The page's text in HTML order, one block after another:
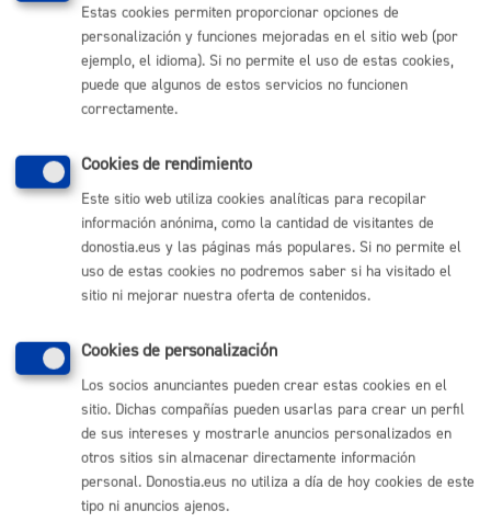
Comunícate con el Ayuntamiento de Donostia / San
Sebastián
(+34) 943 481 000
Buzón de la ciudadanía
Informar de un error en la web
Enlaces útiles
Perfil del contratante
Sede electrónica
Sala de prensa
Mapa web
Otras páginas web corporativas
Estas cookies permiten proporcionar opciones de
personalización y funciones mejoradas en el sitio web (por
ejemplo, el idioma). Si no permite el uso de estas cookies,
puede que algunos de estos servicios no funcionen
correctamente.
Cookies de rendimiento
Este sitio web utiliza cookies analíticas para recopilar
información anónima, como la cantidad de visitantes de
donostia.eus y las páginas más populares. Si no permite el
uso de estas cookies no podremos saber si ha visitado el
sitio ni mejorar nuestra oferta de contenidos.
Cookies de personalización
Los socios anunciantes pueden crear estas cookies en el
sitio. Dichas compañías pueden usarlas para crear un perfil
de sus intereses y mostrarle anuncios personalizados en
otros sitios sin almacenar directamente información
personal. Donostia.eus no utiliza a día de hoy cookies de este
tipo ni anuncios ajenos.